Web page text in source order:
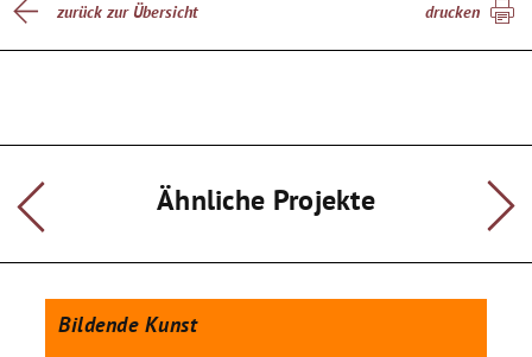
zurück zur Übersicht drucken
Ähnliche Projekte
Bildende Kunst